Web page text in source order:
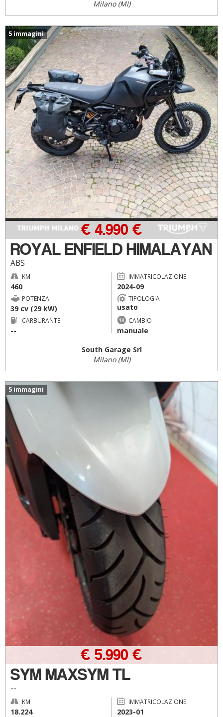
Milano (MI)
5 immagini
ROYAL ENFIELD HIMALAYAN
ABS
€ 4.990 €
KM
460
IMMATRICOLAZIONE
2024-09
POTENZA
39 cv (29 kW)
TIPOLOGIA
usato
CARBURANTE
--
CAMBIO
manuale
South Garage Srl
Milano (MI)
5 immagini
SYM MAXSYM TL
--
€ 5.990 €
KM
18.224
IMMATRICOLAZIONE
2023-01